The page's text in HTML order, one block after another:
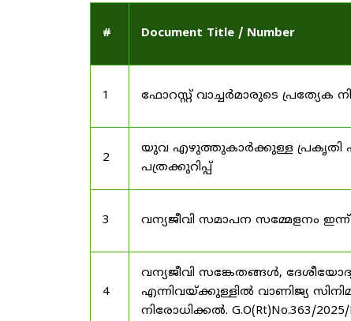
# Document Title / Number
1 ഫോറസ്റ്റ് വാച്ചർമാരുടെ പ്രത്യേക
2
യുവ എഴുത്തുകാർക്കുള്ള പ്രകൃതി
പത്രക്കുറിപ്പ്
3 വന്യജീവി സമാപന സമ്മേളനം
4
വന്യജീവി സങ്കേതങ്ങൾ,
എന്നിവയ്ക്കുള്ളിൽ വാണിജ്യ
നിരോധിക്കൽ. G.O(Rt)No.363/2025/